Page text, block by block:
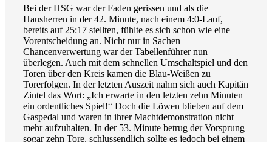
Bei der HSG war der Faden gerissen und als die
Hausherren in der 42. Minute, nach einem 4:0-Lauf,
bereits auf 25:17 stellten, fühlte es sich schon wie eine
Vorentscheidung an. Nicht nur in Sachen
Chancenverwertung war der Tabellenführer nun
überlegen. Auch mit dem schnellen Umschaltspiel und den
Toren über den Kreis kamen die Blau-Weißen zu
Torerfolgen. In der letzten Auszeit nahm sich auch Kapitän
Zintel das Wort: „Ich erwarte in den letzten zehn Minuten
ein ordentliches Spiel!“ Doch die Löwen blieben auf dem
Gaspedal und waren in ihrer Machtdemonstration nicht
mehr aufzuhalten. In der 53. Minute betrug der Vorsprung
sogar zehn Tore, schlussendlich sollte es jedoch bei einem